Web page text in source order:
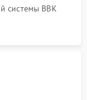
системы BBK